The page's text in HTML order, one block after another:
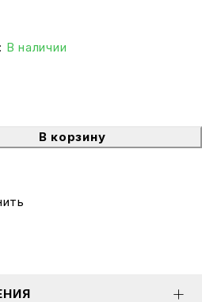
В наличии
В корзину